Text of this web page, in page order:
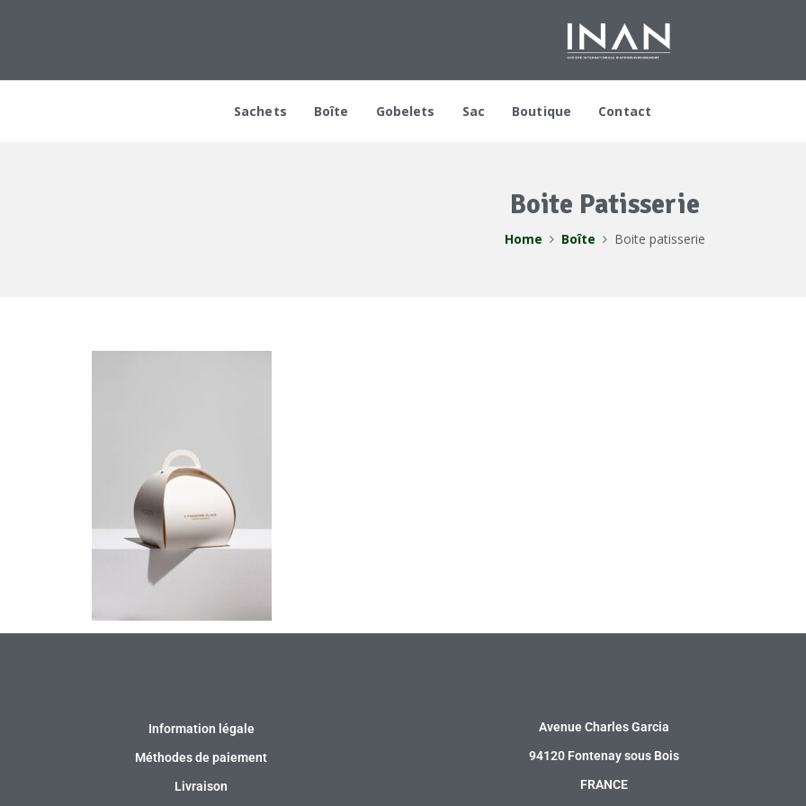
Sachets Boîte Gobelets Sac Boutique Contact
Boite Patisserie
Home Boîte Boite patisserie
Information légale
Méthodes de paiement
Livraison
Avenue Charles Garcia
94120 Fontenay sous Bois
FRANCE